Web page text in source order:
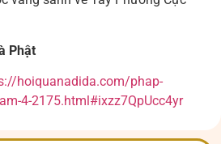
Phật
hoiquanadida.com/phap-
4-2175.html#ixzz7QpUcc4yr